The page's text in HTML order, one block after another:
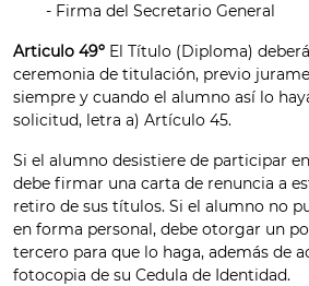
- Firma del Secretario General
Articulo 49º El Título (Diploma)
ceremonia de titulación, previo
siempre y cuando el alumno así lo
solicitud, letra a) Artículo 45.
Si el alumno desistiere de participar
debe firmar una carta de renuncia a
retiro de sus títulos. Si el alumno no
en forma personal, debe otorgar un
tercero para que lo haga, además de
fotocopia de su Cedula de Identidad.